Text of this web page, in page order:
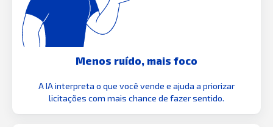
Menos ruído, mais foco
A IA interpreta o que você vende e ajuda a priorizar
licitações com mais chance de fazer sentido.